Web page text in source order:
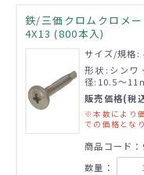
鉄/三価クロムクロメ
4X13 (800本入)
サイズ/規格:
形状:シン
径:10.5～
販売価格(税
※本数により
での価格とな
商品コード
数量：